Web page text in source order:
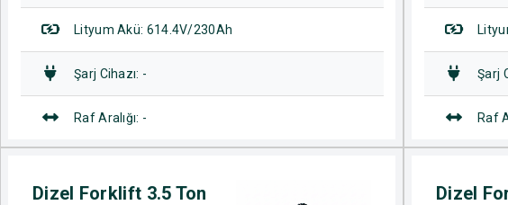
Lityum Akü: 614.4V/230Ah
Şarj Cihazı: -
Raf Aralığı: -
Şarj
Raf
Dizel Forklift 3.5 Ton
Dizel